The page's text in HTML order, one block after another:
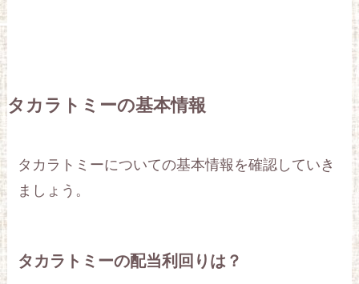
タカラトミーの基本情報
タカラトミーについての基本情報を確認していき
ましょう。
タカラトミーの配当利回りは？